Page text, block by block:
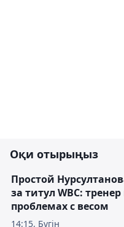
Оқи отырыңыз
14:15, Бүгін
Простой
за титул WBC:
проблемах с весом